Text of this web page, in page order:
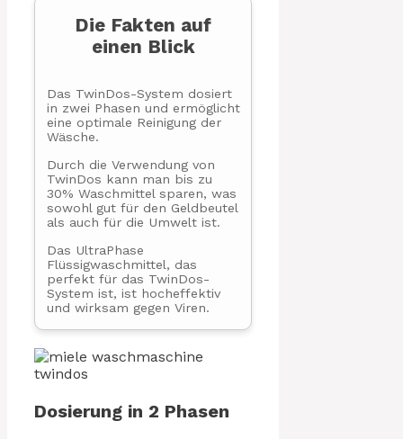
Die Fakten auf
einen Blick
Das TwinDos-System dosiert
in zwei Phasen und ermöglicht
eine optimale Reinigung der
Wäsche.
Durch die Verwendung von
TwinDos kann man bis zu
30% Waschmittel sparen, was
sowohl gut für den Geldbeutel
als auch für die Umwelt ist.
Das UltraPhase
Flüssigwaschmittel, das
perfekt für das TwinDos-
System ist, ist hocheffektiv
und wirksam gegen Viren.
Dosierung in 2 Phasen